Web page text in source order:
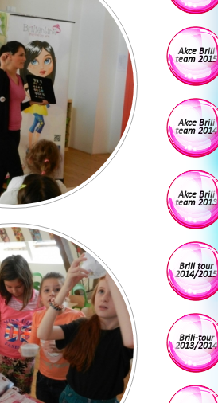
Akce Brili
team 2015
Akce Brili
team 2014
Akce Brili
team 2013
Brili tour
2014/2015
Brili-tour
2013/2014